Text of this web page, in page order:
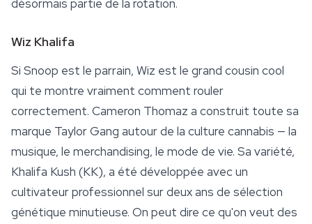
désormais partie de la rotation.
Wiz Khalifa
Si Snoop est le parrain, Wiz est le grand cousin cool
qui te montre vraiment comment rouler
correctement. Cameron Thomaz a construit toute sa
marque Taylor Gang autour de la culture cannabis — la
musique, le merchandising, le mode de vie. Sa variété,
Khalifa Kush (KK), a été développée avec un
cultivateur professionnel sur deux ans de sélection
génétique minutieuse. On peut dire ce qu'on veut des